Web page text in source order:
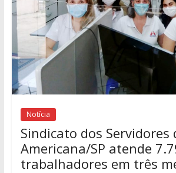
Notícia
Sindicato dos Servidores
Americana/SP atende
trabalhadores em três